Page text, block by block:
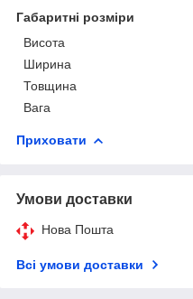
Габаритні розміри
Висота
Ширина
Товщина
Вага
Приховати
Умови доставки
Нова Пошта
Всі умови доставки